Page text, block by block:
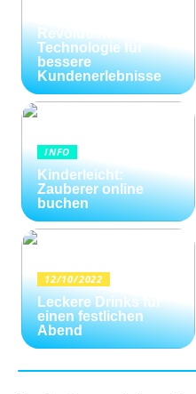
Revolutionäre
Technologie für
bessere
Kundenerlebnisse
INFO
Kinderleicht:
Zauberer online
buchen
12/10/2022
Leckere Drinks für
einen festlichen
Abend